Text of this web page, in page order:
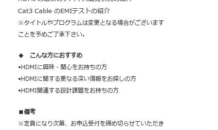
Cat3 Cable のEMIテストの紹介
※タイトルやプログラムは変更となる場合がございます
ことを予めご了承下さい。
◆ こんな方におすすめ
•HDMIに興味・関心をお持ちの方
•HDMIに関する更なる深い情報をお探しの方
•HDMI関連する設計課題をお持ちの方
■備考
※定員になり次第、お申込受付を締め切らせていただき